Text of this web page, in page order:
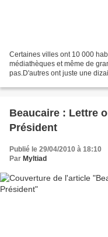
Certaines villes ont 10 000
médiathèques et même de
pas.D'autres ont juste une
Beaucaire : Lettre
Président
Publié le 29/04/2010 à 18:10
Par Myltiad